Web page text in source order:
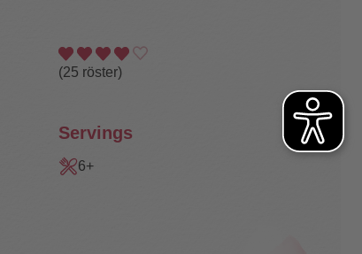
(25 röster)
Servings
6+